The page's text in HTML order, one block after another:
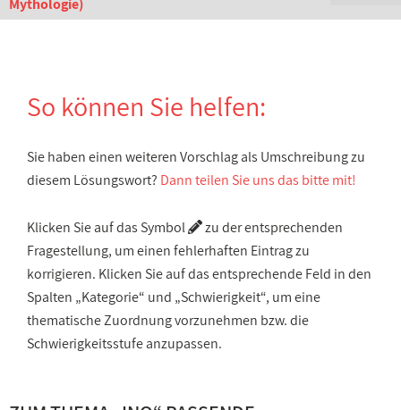
Mythologie)
So können Sie helfen:
Sie haben einen weiteren Vorschlag als Umschreibung zu
diesem Lösungswort? Dann teilen Sie uns das bitte mit!
Klicken Sie auf das Symbol
zu der entsprechenden
Fragestellung, um einen fehlerhaften Eintrag zu
korrigieren. Klicken Sie auf das entsprechende Feld in den
Spalten „Kategorie“ und „Schwierigkeit“, um eine
thematische Zuordnung vorzunehmen bzw. die
Schwierigkeitsstufe anzupassen.